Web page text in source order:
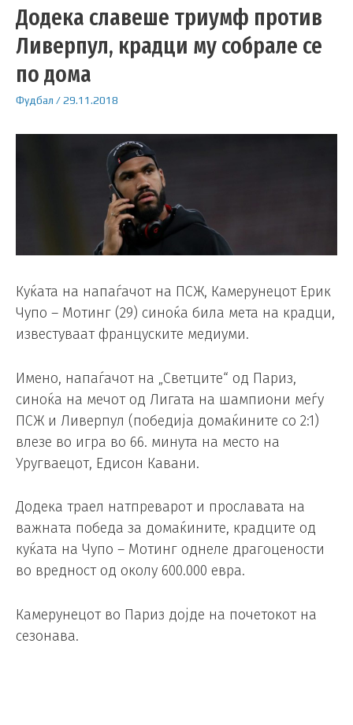
Додека славеше триумф против
Ливерпул, крадци му собрале се
по дома
Фудбал /29.11.2018
Куќата на напаѓачот на ПСЖ, Камерунецот Ерик
Чупо – Мотинг (29) синоќа била мета на крадци,
известуваат француските медиуми.
Имено, напаѓачот на „Светците“ од Париз,
синоќа на мечот од Лигата на шампиони меѓу
ПСЖ и Ливерпул (победија домаќините со 2:1)
влезе во игра во 66. минута на место на
Уругваецот, Едисон Кавани.
Додека траел натпреварот и прославата на
важната победа за домаќините, крадците од
куќата на Чупо – Мотинг однеле драгоцености
во вредност од околу 600.000 евра.
Камерунецот во Париз дојде на почетокот на
сезонава.